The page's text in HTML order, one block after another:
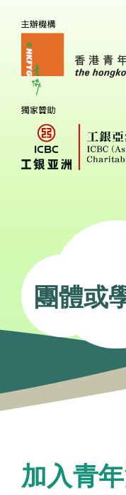
團體或
加入青